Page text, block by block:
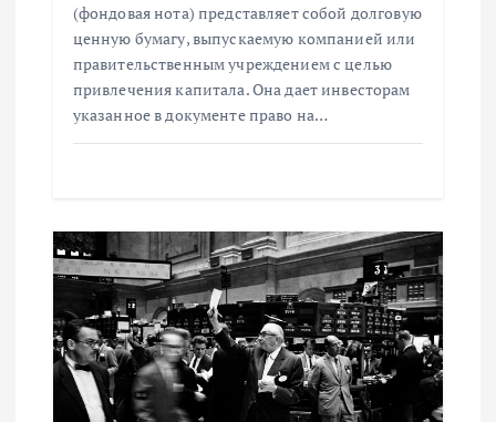
с
я
м
(фондовая нота) представляет собой долговую
ценную бумагу, выпускаемую компанией или
правительственным учреждением с целью
привлечения капитала. Она дает инвесторам
указанное в документе право на…